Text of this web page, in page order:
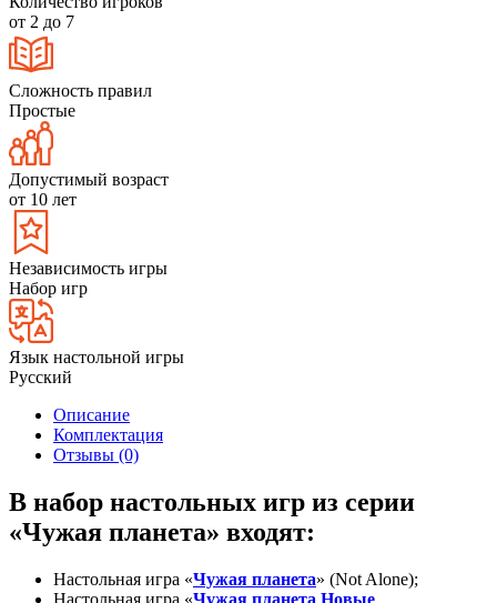
от 2 до 7
Сложность правил
Простые
Допустимый возраст
от 10 лет
Независимость игры
Набор игр
Язык настольной игры
Русский
Описание
Комплектация
Отзывы (0)
В набор настольных игр из серии
«Чужая планета» входят:
Настольная игра «Чужая планета» (Not Alone);
Настольная игра «Чужая планета Новые